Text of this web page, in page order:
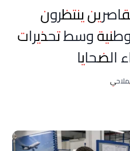
ينتظرون
وسط تحذيرات